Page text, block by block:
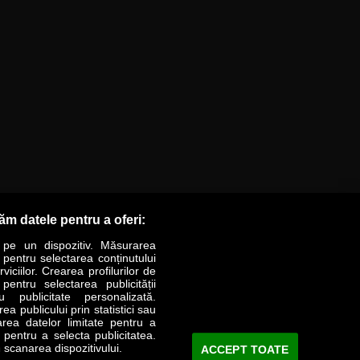
LIFESTYLE SPECIAL OPINII
Revista Business Magazin
datele pentru a oferi:
un dispozitiv. Măsurarea
selectarea conținutului
Crearea profilurilor de
selectarea publicității
publicitate personalizată.
publicului prin statistici sau
datelor limitate pentru a
a selecta publicitatea.
dispozitivului.
ACCEPT TOATE